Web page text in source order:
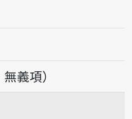
讀kik-thè
義項）